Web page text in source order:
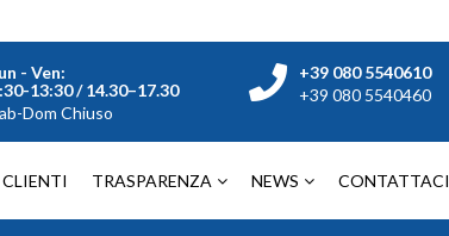
- Ven:
13:30 / 14.30–17.30
Dom Chiuso
+39 080 5540610
+39 080 5540460
CLIENTI TRASPARENZA NEWS CONTATTACI